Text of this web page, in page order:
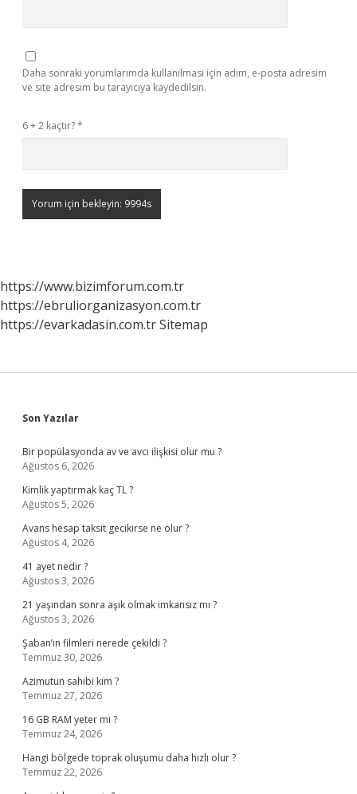
Daha sonraki yorumlarımda kullanılması için adım, e-posta adresim
ve site adresim bu tarayıcıya kaydedilsin.
6 + 2 kaçtır?*
https://www.bizimforum.com.tr
https://ebruliorganizasyon.com.tr
https://evarkadasin.com.trSitemap
Sidebar
Son Yazılar
Bir popülasyonda av ve avcı ilişkisi olur mu ?
Ağustos 6, 2026
Kimlik yaptırmak kaç TL ?
Ağustos 5, 2026
Avans hesap taksit gecikirse ne olur ?
Ağustos 4, 2026
41 ayet nedir ?
Ağustos 3, 2026
21 yaşından sonra aşık olmak imkansız mı ?
Ağustos 3, 2026
Şaban’ın filmleri nerede çekildi ?
Temmuz 30, 2026
Azimutun sahibi kim ?
Temmuz 27, 2026
16 GB RAM yeter mi ?
Temmuz 24, 2026
Hangi bölgede toprak oluşumu daha hızlı olur ?
Temmuz 22, 2026